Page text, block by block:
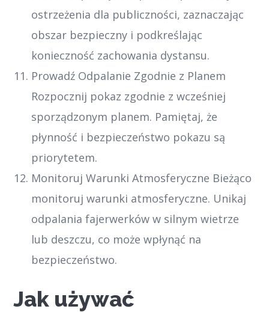
ostrzeżenia dla publiczności, zaznaczając
obszar bezpieczny i podkreślając
konieczność zachowania dystansu.
Prowadź Odpalanie Zgodnie z Planem
Rozpocznij pokaz zgodnie z wcześniej
sporządzonym planem. Pamiętaj, że
płynność i bezpieczeństwo pokazu są
priorytetem.
Monitoruj Warunki Atmosferyczne Bieżąco
monitoruj warunki atmosferyczne. Unikaj
odpalania fajerwerków w silnym wietrze
lub deszczu, co może wpłynąć na
bezpieczeństwo.
Jak używać